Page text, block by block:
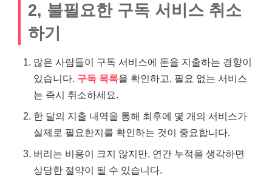
2, 불필요한 구독 서비스 취소
하기
많은 사람들이 구독 서비스에 돈을 지출하는 경향이
있습니다. 구독 목록을 확인하고, 필요 없는 서비스
는 즉시 취소하세요.
한 달의 지출 내역을 통해 최후에 몇 개의 서비스가
실제로 필요한지를 확인하는 것이 중요합니다.
버리는 비용이 크지 않지만, 연간 누적을 생각하면
상당한 절약이 될 수 있습니다.